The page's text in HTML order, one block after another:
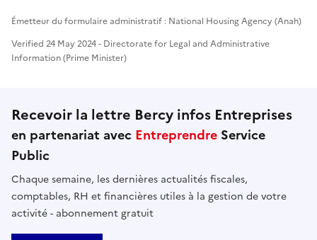
Émetteur du formulaire administratif : National Housing Agency (Anah)
Verified 24 May 2024 - Directorate for Legal and Administrative
Information (Prime Minister)
Recevoir la lettre Bercy infos Entreprises
en partenariat avec Entreprendre Service
Public
Chaque semaine, les dernières actualités fiscales,
comptables, RH et financières utiles à la gestion de votre
activité - abonnement gratuit